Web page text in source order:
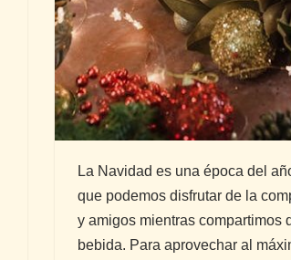
La Navidad es una época del
que podemos disfrutar de la
y amigos mientras compartimos
bebida. Para aprovechar al